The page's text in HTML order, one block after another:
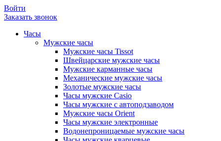
Войти
Заказать звонок
Часы
Мужские часы
Мужские часы Tissot
Швейцарские мужские часы
Мужские карманные часы
Механические мужские часы
Золотые мужские часы
Часы мужские Casio
Часы мужские с автоподзаводом
Мужские часы Orient
Часы мужские электронные
Водонепроницаемые мужские часы